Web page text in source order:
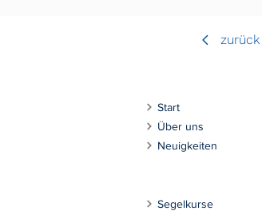
zurück
Start
Über uns
Neuigkeiten
Segelkurse